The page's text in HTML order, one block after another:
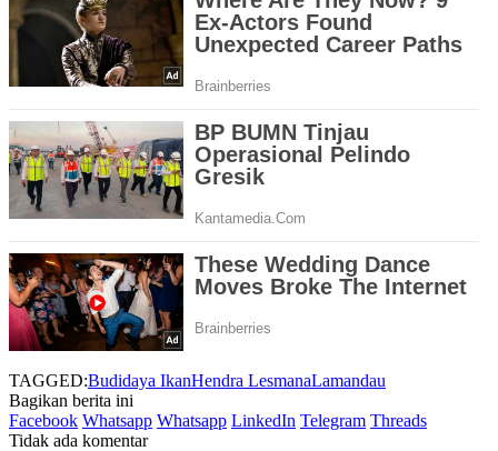
TAGGED:Budidaya IkanHendra LesmanaLamandau
Bagikan berita ini
Facebook Whatsapp Whatsapp LinkedIn Telegram Threads
Tidak ada komentar